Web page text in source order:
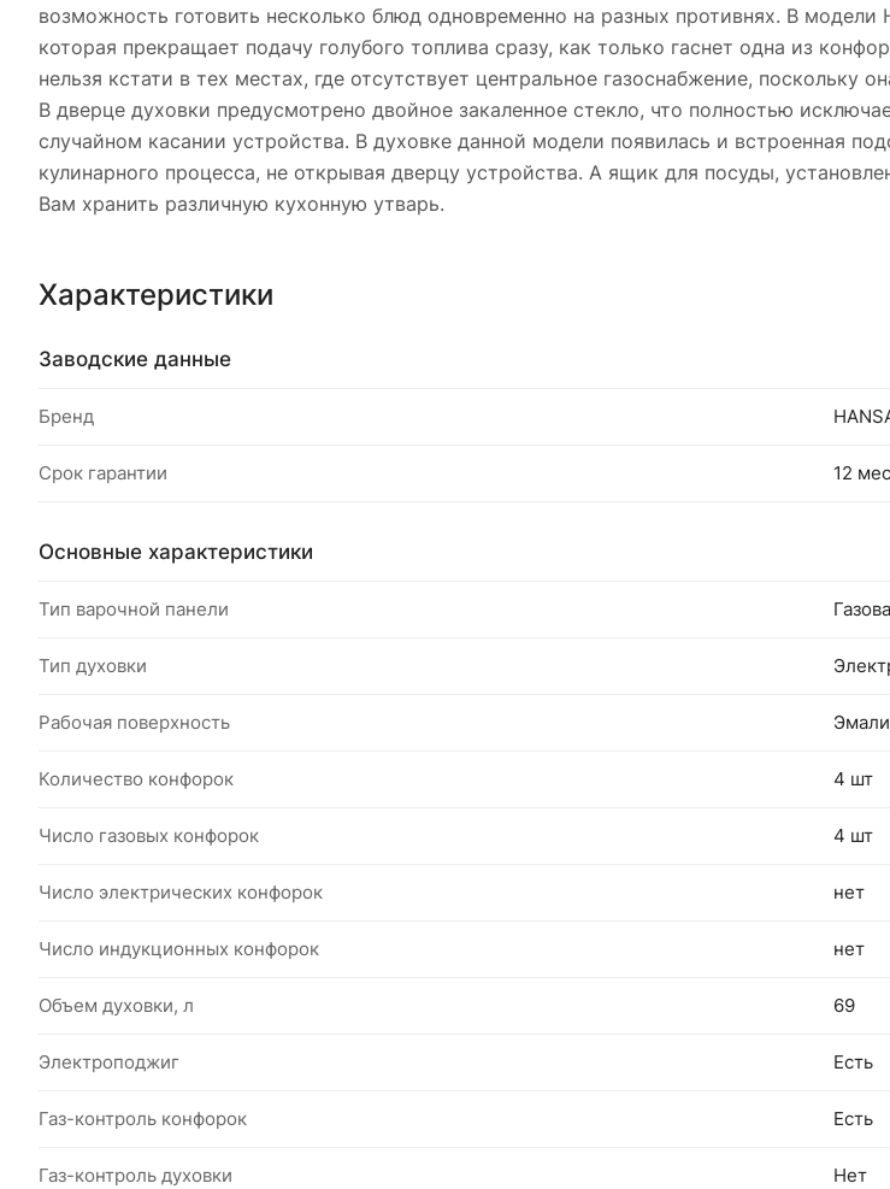
возможность готовить несколько блюд одновременно на разных противнях. В модели
которая прекращает подачу голубого топлива сразу, как только гаснет одна из
нельзя кстати в тех местах, где отсутствует центральное газоснабжение, поскольку
В дверце духовки предусмотрено двойное закаленное стекло, что полностью
случайном касании устройства. В духовке данной модели появилась и встроенная
кулинарного процесса, не открывая дверцу устройства. А ящик для посуды,
Вам хранить различную кухонную утварь.
Характеристики
Заводские данные
Бренд
Срок гарантии 12
Основные характеристики
Тип варочной панели
Тип духовки
Рабочая поверхность
Количество конфорок 4 шт
Число газовых конфорок 4 шт
Число электрических конфорок нет
Число индукционных конфорок нет
Объем духовки, л 69
Электроподжиг Есть
Газ-контроль конфорок Есть
Газ-контроль духовки Нет